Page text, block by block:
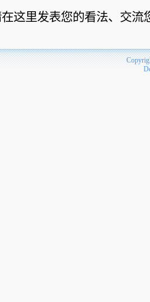
这里发表您的看法、交流